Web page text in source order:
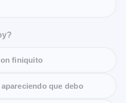
finiquito
que debo